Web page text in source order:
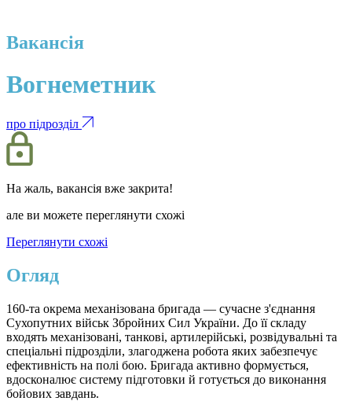
Вакансія
Вогнеметник
про підрозділ
На жаль, вакансія вже закрита!
але ви можете переглянути схожі
Переглянути схожі
Огляд
160-та окрема механізована бригада — сучасне з'єднання
Сухопутних військ Збройних Сил України. До її складу
входять механізовані, танкові, артилерійські, розвідувальні та
спеціальні підрозділи, злагоджена робота яких забезпечує
ефективність на полі бою. Бригада активно формується,
вдосконалює систему підготовки й готується до виконання
бойових завдань.